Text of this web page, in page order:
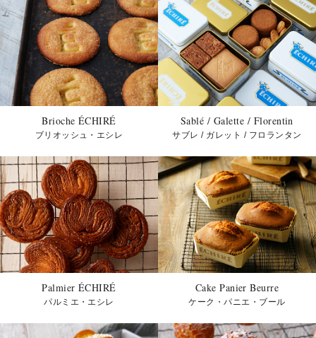
「オムレット・ブール」店頭販売再開のご案内
2025/3/1
価格改定のお知らせ
Brioche ÉCHIRÉ
ブリオッシュ・エシレ
Sablé / Galette / Florentin
サブレ / ガレット / フロランタン
Palmier ÉCHIRÉ
パルミエ・エシレ
Cake Panier Beurre
ケーク・パニエ・ブール